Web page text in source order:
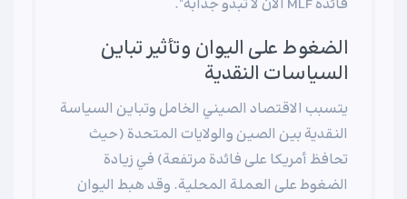
فائدة MLF الآن لا تبدو جذابة".
الضغوط على اليوان وتأثير تباين
السياسات النقدية
يتسبب الاقتصاد الصيني الخامل وتباين السياسة
النقدية بين الصين والولايات المتحدة (حيث
تحافظ أمريكا على فائدة مرتفعة) في زيادة
الضغوط على العملة المحلية. وقد هبط اليوان